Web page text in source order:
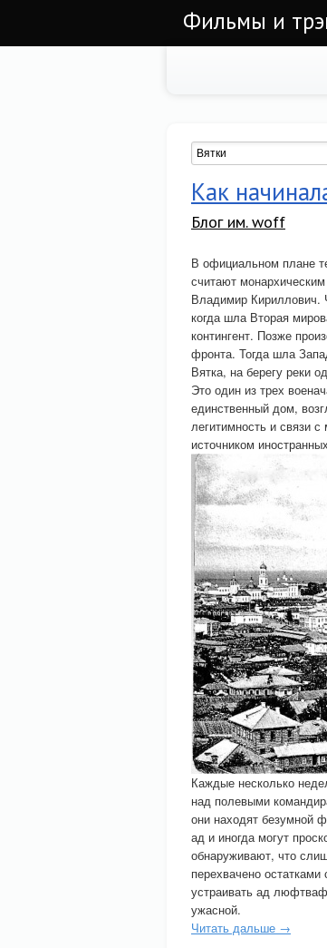
Фильмы и
Как
Блог им. woff
В официальном плане
считают
Владимир Кириллович.
когда шла Вторая
контингент. Позже
фронта. Тогда шла
Вятка, на берегу реки
Это один из трех
единственный дом,
легитимность и связи
источником
Каждые несколько
над полевыми
они находят безумной
ад и иногда могут
обнаруживают, что
перехвачено
устраивать ад
ужасной.
Читать дальше →